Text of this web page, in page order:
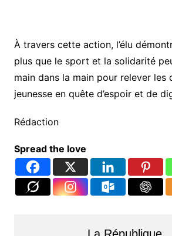
À travers cette action, l’élu
plus que le sport et la solidarité
main dans la main pour relever les
jeunesse en quête d’espoir et de
Rédaction
Spread the love